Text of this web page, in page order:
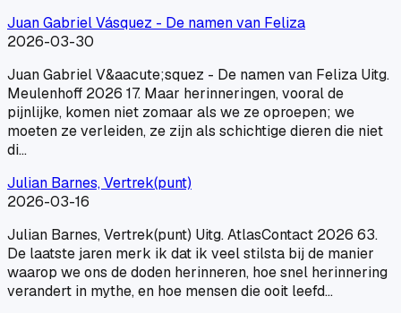
Juan Gabriel Vásquez - De namen van Feliza
2026-03-30
Juan Gabriel V&aacute;squez - De namen van Feliza Uitg.
Meulenhoff 2026 17. Maar herinneringen, vooral de
pijnlijke, komen niet zomaar als we ze oproepen; we
moeten ze verleiden, ze zijn als schichtige dieren die niet
di…
Julian Barnes, Vertrek(punt)
2026-03-16
Julian Barnes, Vertrek(punt) Uitg. AtlasContact 2026 63.
De laatste jaren merk ik dat ik veel stilsta bij de manier
waarop we ons de doden herinneren, hoe snel herinnering
verandert in mythe, en hoe mensen die ooit leefd…